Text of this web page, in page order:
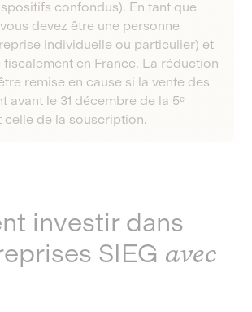
confondus). En tant que
devez être une personne
individuelle ou particulier) et
en France. La réduction
remise en cause si la vente des
avant le 31 décembre de la 5ᵉ
celle de la souscription.
investir dans
SIEG avec